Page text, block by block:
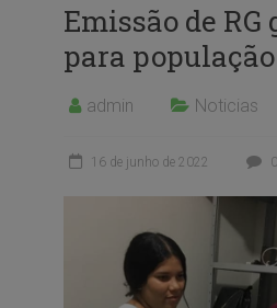
Emissão de
para população
admin Noticias
16 de junho de 2022